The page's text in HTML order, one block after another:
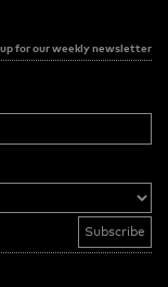
for our weekly newsletter